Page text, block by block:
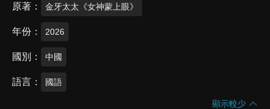
原著 金牙太太《女神蒙上眼》
年份 2026
國別 中國
語言 國語
顯示較少